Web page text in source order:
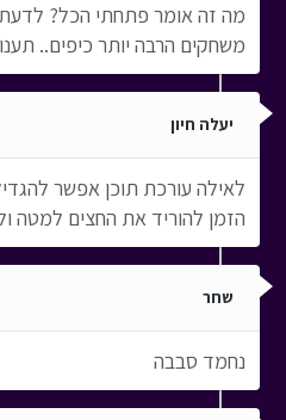
מה זה אומר פתחתי הכל?
משחקים הרבה יותר כיפים..
יעלה חיון
לאילה עורכת תוכן אפשר
הזמן להוריד את החצים למטה
שחר
נחמד סבבה